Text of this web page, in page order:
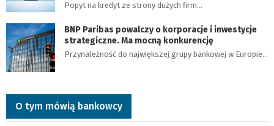
Popyt na kredyt ze strony dużych firm…
BNP Paribas powalczy o korporacje i inwestycje
strategiczne. Ma mocną konkurencję
Przynależność do największej grupy bankowej w Europie…
O tym mówią bankowcy